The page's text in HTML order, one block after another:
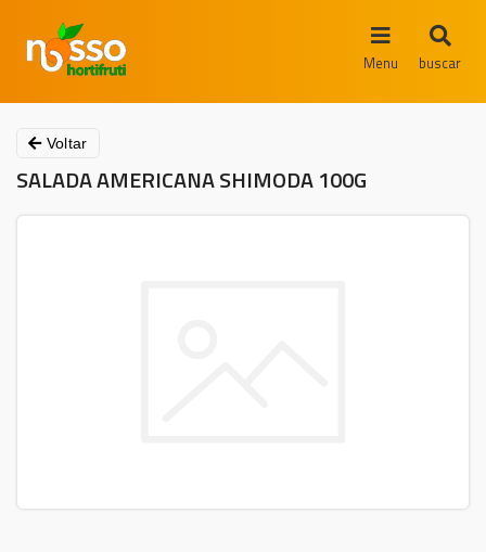
Menu buscar
Voltar
SALADA AMERICANA SHIMODA 100G